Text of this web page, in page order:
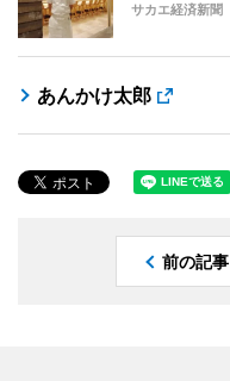
サカエ経済新聞
あんかけ太郎
前の記事